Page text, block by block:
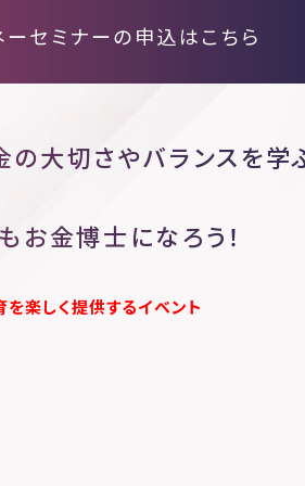
ーセミナーの申込はこちら
の大切さやバランスを学
お金博士になろう！
楽しく提供するイベント